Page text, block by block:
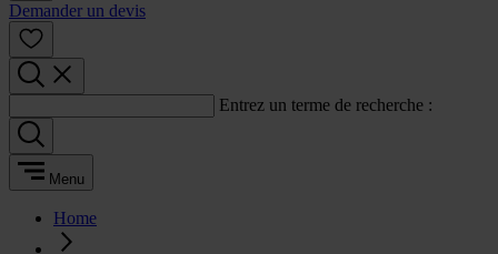
Demander un devis
Entrez un terme de recherche :
Menu
Home